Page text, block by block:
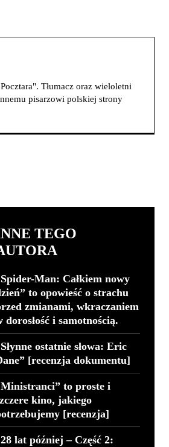
Tłumacz oraz wieloletni
pisarzowi polskiej strony
TEGO
Man: Całkiem nowy
to opowieść o strachu
zmianami, wkraczaniem
dorosłość i samotnością.
ostatnie słowa: Eric
[recenzja dokumentu]
to proste i
kino, jakiego
[recenzja]
lat później – Część 2: